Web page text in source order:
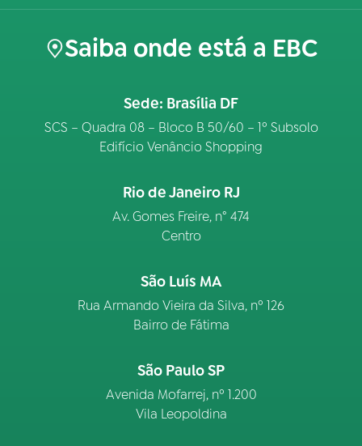
Saiba onde está a EBC
Sede: Brasília DF
SCS – Quadra 08 – Bloco B 50/60 – 1º Subsolo
Edifício Venâncio Shopping
Rio de Janeiro RJ
Av. Gomes Freire, n° 474
Centro
São Luís MA
Rua Armando Vieira da Silva, nº 126
Bairro de Fátima
São Paulo SP
Avenida Mofarrej, nº 1.200
Vila Leopoldina